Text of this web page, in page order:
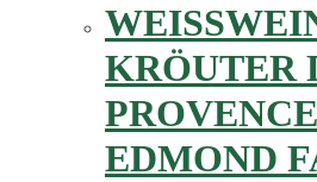
RÖUTER
ROVENCE
DMOND